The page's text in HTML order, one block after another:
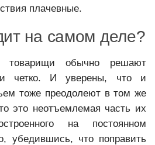
плачевные.
на самом деле?
обычно решают
четко. И уверены, что и
тоже преодолеют в том же
это неотъемлемая часть их
на постоянном
убедившись, что поправить